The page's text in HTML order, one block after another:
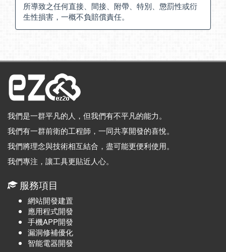
所導致之任何直接、間接、附帶、特別、懲罰性或衍
生性損害，一概不負賠償責任。
我們是一群平凡的人，但我們有不平凡的能力。
我們有一群前衛的工程師，一同共享開發的喜悅。
我們將理念與技術相互結合，盡可能更便利使用。
我們專注，讓工具更貼近人心。
服務項目
網站開發建置
應用程式開發
手機APP開發
漏洞修補優化
智能電器開發